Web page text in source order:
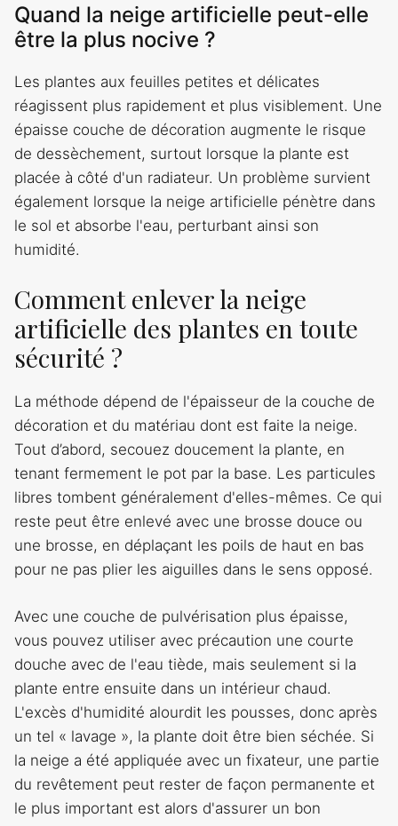
Quand la neige artificielle peut-elle
être la plus nocive ?
Les plantes aux feuilles petites et délicates
réagissent plus rapidement et plus visiblement. Une
épaisse couche de décoration augmente le risque
de dessèchement, surtout lorsque la plante est
placée à côté d'un radiateur. Un problème survient
également lorsque la neige artificielle pénètre dans
le sol et absorbe l'eau, perturbant ainsi son
humidité.
Comment enlever la neige
artificielle des plantes en toute
sécurité ?
La méthode dépend de l'épaisseur de la couche de
décoration et du matériau dont est faite la neige.
Tout d’abord, secouez doucement la plante, en
tenant fermement le pot par la base. Les particules
libres tombent généralement d'elles-mêmes. Ce qui
reste peut être enlevé avec une brosse douce ou
une brosse, en déplaçant les poils de haut en bas
pour ne pas plier les aiguilles dans le sens opposé.
Avec une couche de pulvérisation plus épaisse,
vous pouvez utiliser avec précaution une courte
douche avec de l'eau tiède, mais seulement si la
plante entre ensuite dans un intérieur chaud.
L'excès d'humidité alourdit les pousses, donc après
un tel « lavage », la plante doit être bien séchée. Si
la neige a été appliquée avec un fixateur, une partie
du revêtement peut rester de façon permanente et
le plus important est alors d'assurer un bon